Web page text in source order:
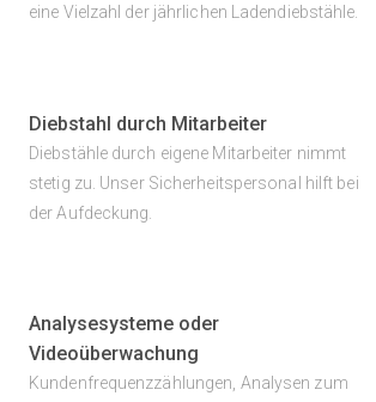
eine Vielzahl der jährlichen Ladendiebstähle.
Diebstahl durch Mitarbeiter
Diebstähle durch eigene Mitarbeiter nimmt
stetig zu. Unser Sicherheitspersonal hilft bei
der Aufdeckung.
Analysesysteme oder
Videoüberwachung
Kundenfrequenzzählungen, Analysen zum